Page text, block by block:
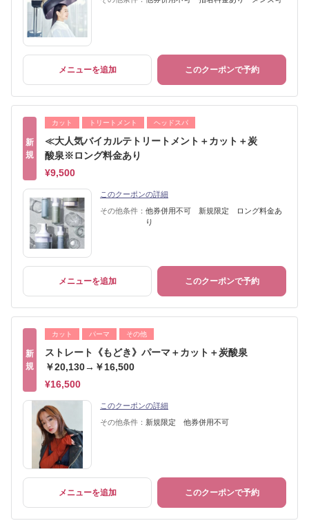
メニューを追加 このクーポンで予約
新
規
カット トリートメント ヘッドスパ
≪大人気バイカルテトリートメント＋カット＋炭
酸泉※ロング料金あり
¥9,500
このクーポンの詳細
その他条件： 他券併用不可 新規限定 ロング料金あ
り
メニューを追加 このクーポンで予約
新
規
カット パーマ その他
ストレート《もどき》パーマ＋カット＋炭酸泉
￥20,130→￥16,500
¥16,500
このクーポンの詳細
その他条件： 新規限定 他券併用不可
メニューを追加 このクーポンで予約